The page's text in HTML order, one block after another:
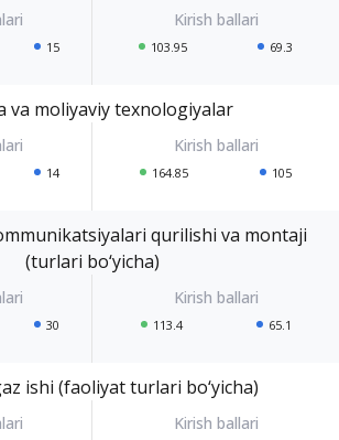
15 103.95 69.3
va moliyaviy texnologiyalar
14 164.85 105
qurilishi va montaji
(turlari bo‘yicha)
30 113.4 65.1
ishi (faoliyat turlari bo‘yicha)